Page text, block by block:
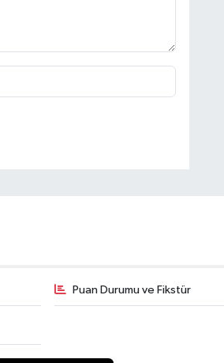
Puan Durumu ve Fikstür